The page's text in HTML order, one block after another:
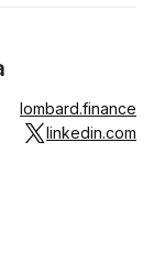
lombard.finance
linkedin.com